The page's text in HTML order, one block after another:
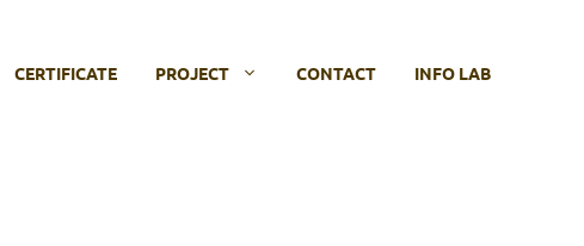
CERTIFICATE PROJECT CONTACT INFO LAB